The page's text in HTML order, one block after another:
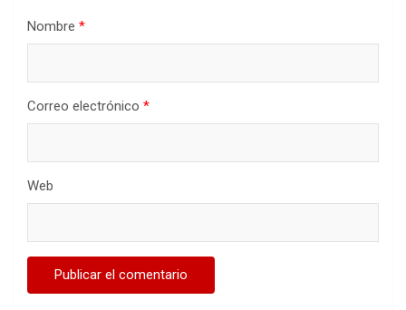
Nombre *
Correo electrónico *
Web